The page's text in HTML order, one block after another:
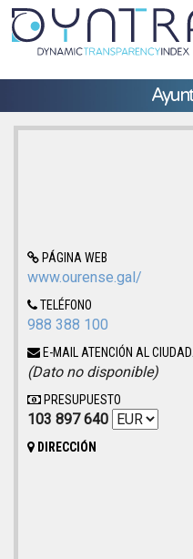
PÁGINA WEB
www.ourense.gal/
TELÉFONO
988 388 100
E-MAIL ATENCIÓN AL
(Dato no disponible)
PRESUPUESTO
103 897 640
DIRECCIÓN